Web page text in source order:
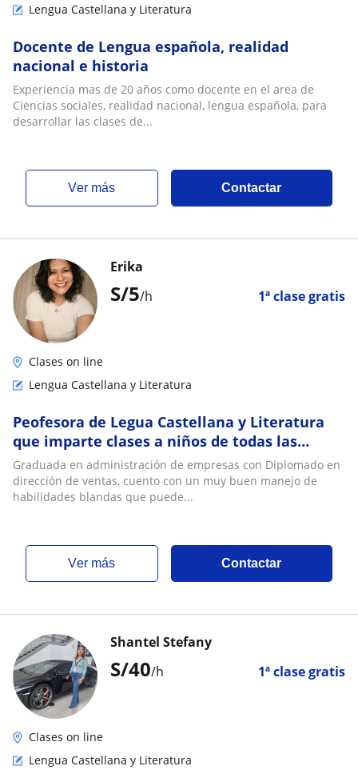
Lengua Castellana y Literatura
Docente de Lengua española, realidad
nacional e historia
Experiencia mas de 20 años como docente en el area de
Ciencias sociales, realidad nacional, lengua española, para
desarrollar las clases de...
ver más Contactar
S/5/h 1ª clase gratis
Erika
Clases on line
Lengua Castellana y Literatura
Peofesora de Legua Castellana y Literatura
que imparte clases a niños de todas las
edades
Graduada en administración de empresas con Diplomado en
dirección de ventas, cuento con un muy buen manejo de
habilidades blandas que puede...
ver más Contactar
S/40/h 1ª clase gratis
Shantel Stefany
Clases on line
Lengua Castellana y Literatura